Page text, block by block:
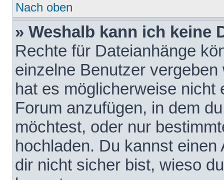
Nach oben
» Weshalb kann ich keine
Rechte für Dateianhänge
einzelne Benutzer
hat es möglicherweise nicht
Forum anzufügen, in dem
möchtest, oder nur
hochladen. Du kannst
dir nicht sicher bist, wieso